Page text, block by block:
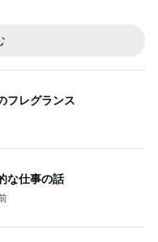
フレグランス
な仕事の話